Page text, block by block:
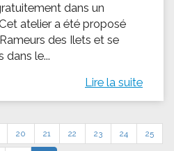
dans un
atelier a été proposé
des Ilets et se
dans le...
Lire la suite
20 21 22 23 24 25